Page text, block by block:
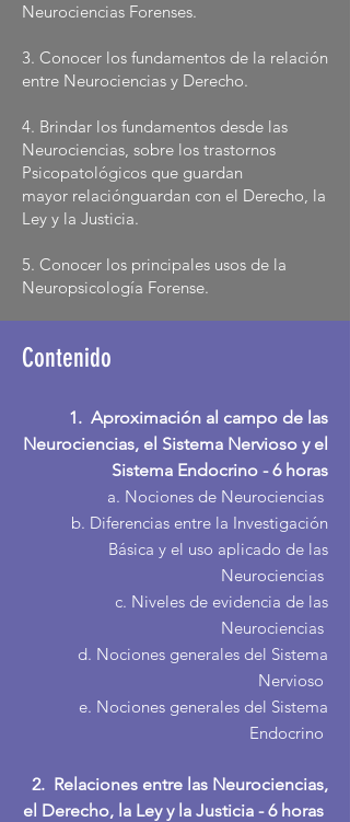
Neurociencias Forenses.
3. Conocer los fundamentos de la relación
entre Neurociencias y Derecho.
4. Brindar los fundamentos desde las
Neurociencias, sobre los trastornos
Psicopatológicos que guardan
mayor relaciónguardan con el Derecho, la
Ley y la Justicia.
5. Conocer los principales usos de la
Neuropsicología Forense.
Contenido
1. Aproximación al campo de las
Neurociencias, el Sistema Nervioso y el
Sistema Endocrino - 6 horas
a. Nociones de Neurociencias
b. Diferencias entre la Investigación
Básica y el uso aplicado de las
Neurociencias
c. Niveles de evidencia de las
Neurociencias
d. Nociones generales del Sistema
Nervioso
e. Nociones generales del Sistema
Endocrino
2. Relaciones entre las Neurociencias,
el Derecho, la Ley y la Justicia - 6 horas